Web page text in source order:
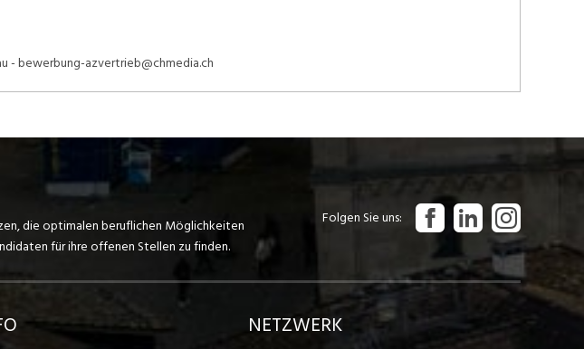
- bewerbung-azvertrieb@chmedia.ch
die optimalen beruflichen Möglichkeiten
für ihre offenen Stellen zu finden.
Folgen Sie uns
NETZWERK